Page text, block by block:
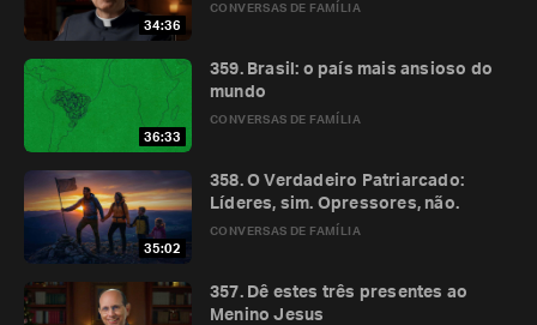
34:36
CONVERSAS DE FAMÍLIA
36:33
CONVERSAS DE FAMÍLIA
359. Brasil: o país mais ansioso do
mundo
35:02
CONVERSAS DE FAMÍLIA
358. O Verdadeiro Patriarcado:
Líderes, sim. Opressores, não.
357. Dê estes três presentes ao
Menino Jesus